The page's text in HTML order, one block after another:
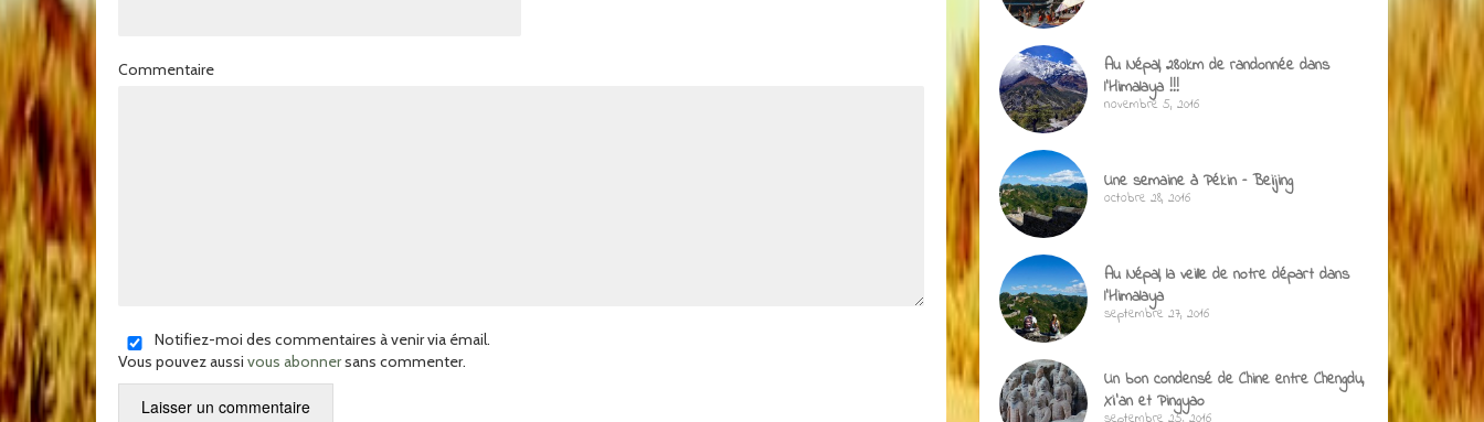
Commentaire
Notifiez-moi des commentaires à venir via émail.
Vous pouvez aussi vous abonnersans commenter.
Au Népal, 280km de randonnée dans
l’Himalaya !!!
novembre 5, 2016
Une semaine à Pékin – Beijing
octobre 28, 2016
Au Népal, la veille de notre départ dans
l’Himalaya
septembre 27, 2016
Un bon condensé de Chine entre Chengdu,
Xi’an et Pingyao